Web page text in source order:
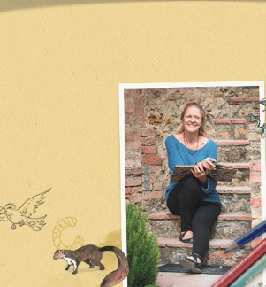
Alle Bücher
Fragen & Antworten
Atmende Bücher
Notizbücher